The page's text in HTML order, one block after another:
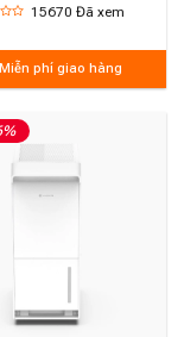
15670Đã xem
Miễn phí giao hàng